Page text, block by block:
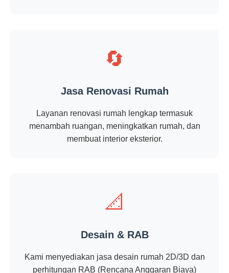
🔄
Jasa Renovasi Rumah
Layanan renovasi rumah lengkap termasuk
menambah ruangan, meningkatkan rumah, dan
membuat interior eksterior.
📐
Desain & RAB
Kami menyediakan jasa desain rumah 2D/3D dan
perhitungan RAB (Rencana Anggaran Biaya)